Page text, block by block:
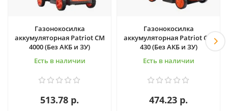
Газонокосилка
аккумуляторная Patriot CM
4000 (Без АКБ и ЗУ)
Есть в наличии
513.78 р.
Газонокосилка
аккумуляторная Patriot CM
430 (Без АКБ и ЗУ)
Есть в наличии
474.23 р.